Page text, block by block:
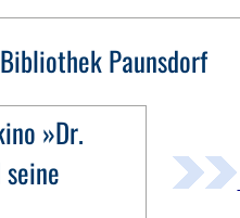
Bibliothek Paunsdorf
»Dr.